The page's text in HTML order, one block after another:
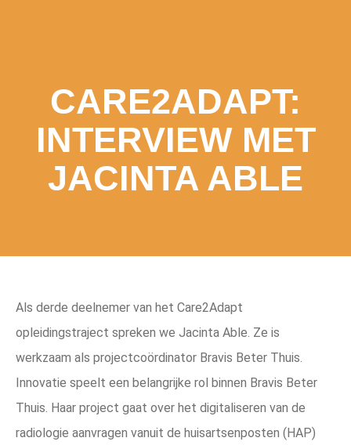
CARE2ADAPT:
INTERVIEW MET
JACINTA ABLE
Als derde deelnemer van het Care2Adapt
opleidingstraject spreken we Jacinta Able. Ze is
werkzaam als projectcoördinator Bravis Beter Thuis.
Innovatie speelt een belangrijke rol binnen Bravis Beter
Thuis. Haar project gaat over het digitaliseren van de
radiologie aanvragen vanuit de huisartsenposten (HAP)